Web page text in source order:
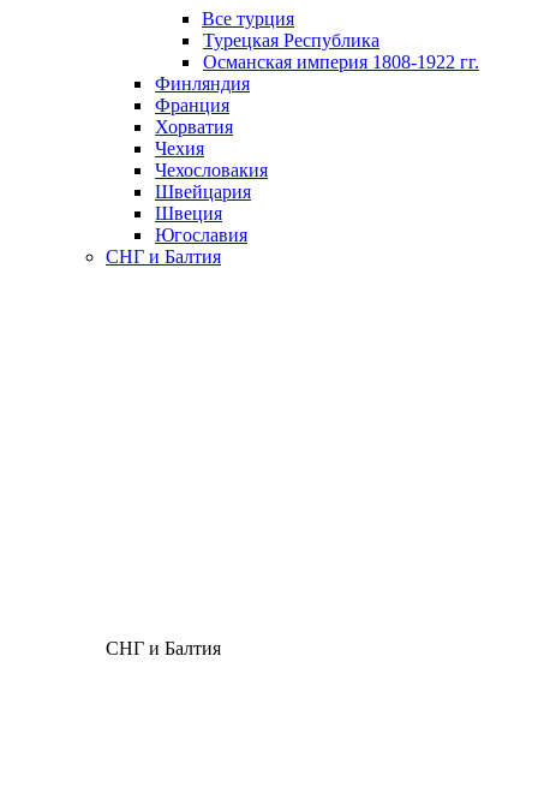
Все турция
Турецкая Республика
Османская империя 1808-1922 гг.
Финляндия
Франция
Хорватия
Чехия
Чехословакия
Швейцария
Швеция
Югославия
СНГ и Балтия
СНГ и Балтия